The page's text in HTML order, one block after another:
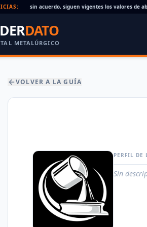
2026: sin acuerdo, siguen vigentes los valores de abril
DATO
METALÚRGICO
VOLVER A LA GUÍA
PERFIL DE
Sin